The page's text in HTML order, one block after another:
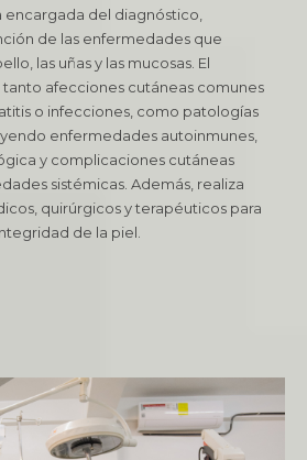
del diagnóstico,
de las enfermedades que
las uñas y las mucosas. El
afecciones cutáneas comunes
o infecciones, como patologías
enfermedades autoinmunes,
y complicaciones cutáneas
sistémicas. Además, realiza
quirúrgicos y terapéuticos para
de la piel.